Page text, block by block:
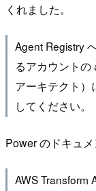
くれました。
Agent Registry
るアカウントの
アーキテクト）
してください。
Power のドキュ
AWS Transform